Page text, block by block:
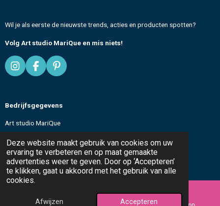
Deze website maakt gebruik van cookies om uw
ervaring te verbeteren en op maat gemaakte
advertenties weer te geven. Door op ‘Accepteren’
te klikken, gaat u akkoord met het gebruik van alle
cookies.
Afwijzen Accepteren
Wil je als eerste de nieuwste trends, acties en producten spotten?
Volg Art studio MariQue en mis niets!
I
n
a
r
m
F
a
b
o
P
i
e
e
t
Bedrijfsgegevens
Art studio MariQue
KvK: 96188596
All text and images© 2024-2026 Art studio MariQue